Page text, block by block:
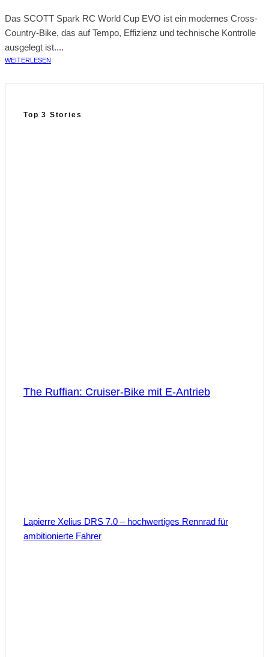
Das SCOTT Spark RC World Cup EVO ist ein modernes Cross-
Country-Bike, das auf Tempo, Effizienz und technische Kontrolle
ausgelegt ist....
WEITERLESEN
Top 3 Stories
The Ruffian: Cruiser-Bike mit E-Antrieb
Lapierre Xelius DRS 7.0 – hochwertiges Rennrad für
ambitionierte Fahrer